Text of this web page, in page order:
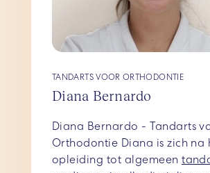
TANDARTS VOOR ORTHODONTIE
Diana Bernardo
Diana Bernardo - Tandarts
Orthodontie Diana is zich na
opleiding tot algemeen